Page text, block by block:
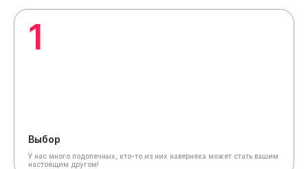
1
Выбор
У нас много подопечных, кто-то из них наверняка может стать вашим
настоящим другом!